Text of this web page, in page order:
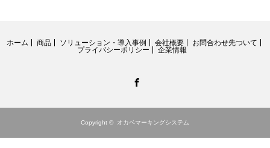
ホーム 商品 ソリューション・導入事例 会社概要
お問合わせ先ついて
プライバシーポリシー
企業情報
Copyright © オカベマーキングシステム